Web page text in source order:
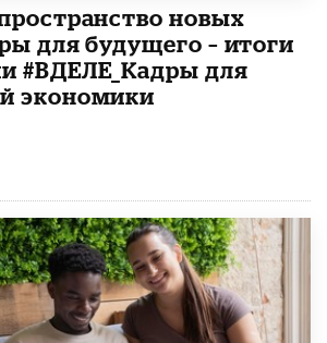
новых
для будущего – итоги
#ВДЕЛЕ_Кадры для
экономики